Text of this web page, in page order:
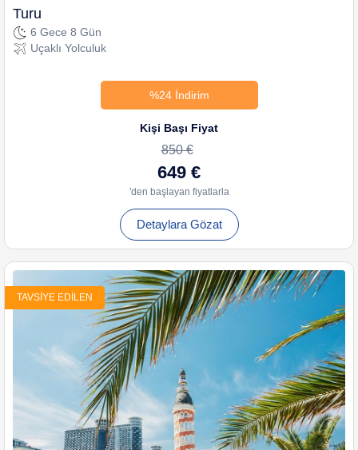
Turu
6 Gece 8 Gün
Uçaklı Yolculuk
%24 İndirim
Kişi Başı Fiyat
850 €
649 €
'den başlayan fiyatlarla
Detaylara Gözat
TAVSIYE EDILEN